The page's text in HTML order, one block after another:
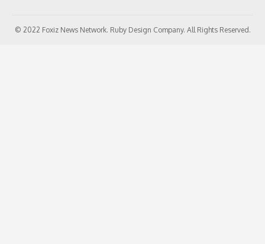
© 2022 Foxiz News Network. Ruby Design Company. All Rights Reserved.